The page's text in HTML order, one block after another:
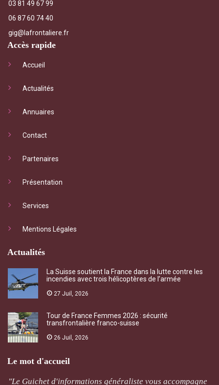
03 81 49 67 99
06 87 60 74 40
gig@lafrontaliere.fr
Accès rapide
Accueil
Actualités
Annuaires
Contact
Partenaires
Présentation
Services
Mentions Légales
Actualités
La Suisse soutient la France dans la lutte contre les
incendies avec trois hélicoptères de l’armée
27 Juil, 2026
Tour de France Femmes 2026 : sécurité
transfrontalière franco-suisse
26 Juil, 2026
Le mot d'accueil
"Le Guichet d'informations généraliste vous accompagne